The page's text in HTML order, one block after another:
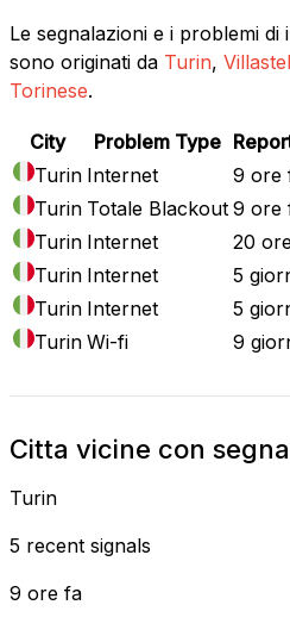
Le segnalazioni e i problemi
sono originati da Turin,
Torinese.
City Problem Type
Turin Internet
9 ore
Turin Totale Blackout 9 ore
Turin Internet
20
Turin Internet
5
Turin Internet
5
Turin Wi-fi 9
Citta vicine con
Turin
5 recent signals
9 ore fa